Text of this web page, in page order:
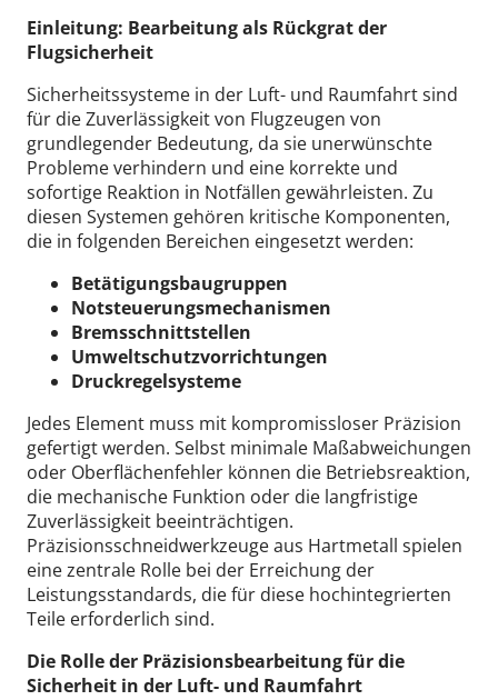
Einleitung: Bearbeitung als Rückgrat der
Flugsicherheit
Sicherheitssysteme in der Luft- und Raumfahrt sind
für die Zuverlässigkeit von Flugzeugen von
grundlegender Bedeutung, da sie unerwünschte
Probleme verhindern und eine korrekte und
sofortige Reaktion in Notfällen gewährleisten. Zu
diesen Systemen gehören kritische Komponenten,
die in folgenden Bereichen eingesetzt werden:
Betätigungsbaugruppen
Notsteuerungsmechanismen
Bremsschnittstellen
Umweltschutzvorrichtungen
Druckregelsysteme
Jedes Element muss mit kompromissloser Präzision
gefertigt werden. Selbst minimale Maßabweichungen
oder Oberflächenfehler können die Betriebsreaktion,
die mechanische Funktion oder die langfristige
Zuverlässigkeit beeinträchtigen.
Präzisionsschneidwerkzeuge aus Hartmetall spielen
eine zentrale Rolle bei der Erreichung der
Leistungsstandards, die für diese hochintegrierten
Teile erforderlich sind.
Die Rolle der Präzisionsbearbeitung für die
Sicherheit in der Luft- und Raumfahrt